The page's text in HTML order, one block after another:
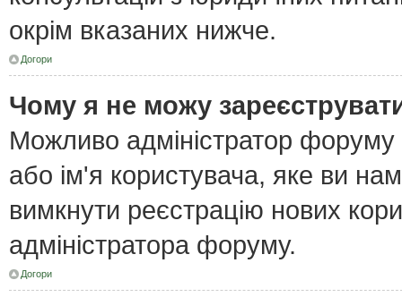
окрім вказаних нижче.
Догори
Чому я не можу
Можливо адміністратор
або ім'я користувача, яке ви
вимкнути реєстрацію нових
адміністратора форуму.
Догори